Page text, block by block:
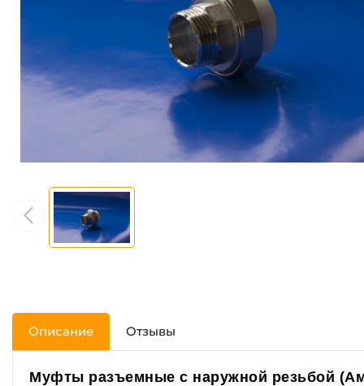
Описание Отзывы
Муфты разъемные с наружной резьбой